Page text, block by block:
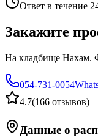
Ответ в течение
Закажите
На кладбище Нахам.
054-731-0054
4.7(166 отзывов)
Данные о